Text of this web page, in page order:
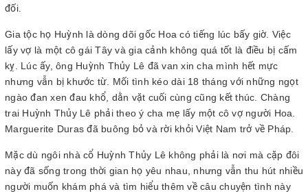
đối.
Gia tộc họ Huỳnh là dòng dõi gốc Hoa có tiếng lúc bấy giờ. Việc
lấy vợ là một cô gái Tây và gia cảnh không quá tốt là điều bị cấm
kỵ. Lúc ấy, ông Huỳnh Thủy Lê đã van xin cha mình hết mực
nhưng vẫn bị khước từ. Mối tình kéo dài 18 tháng với những ngọt
ngào đan xen đau khổ, dằn vặt cuối cùng cũng kết thúc. Chàng
trai Huỳnh Thủy Lê phải theo ý cha mẹ lấy một cô vợ người Hoa.
Marguerite Duras đã buông bỏ và rời khỏi Việt Nam trở về Pháp.
Mặc dù ngôi nhà cổ Huỳnh Thủy Lê không phải là nơi mà cặp đôi
này đã sống trong thời gian họ yêu nhau, nhưng vẫn thu hút nhiều
người muốn khám phá và tìm hiểu thêm về câu chuyện tình này